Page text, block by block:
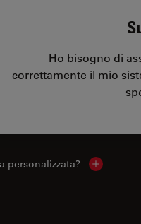
Ho bisogno di
correttamente il mio
personalizzata? Show